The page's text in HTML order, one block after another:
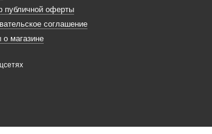
публичной оферты
соглашение
магазине